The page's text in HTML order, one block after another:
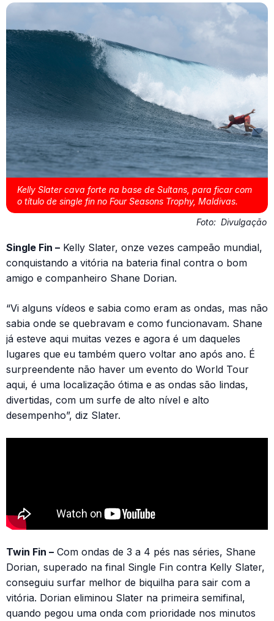
Kelly Slater cava forte na base de Sultans, para ficar com
o título de single fin no Four Seasons Trophy, Maldivas.
Foto: Divulgação
Single Fin – Kelly Slater, onze vezes campeão mundial,
conquistando a vitória na bateria final contra o bom
amigo e companheiro Shane Dorian.
“Vi alguns vídeos e sabia como eram as ondas, mas não
sabia onde se quebravam e como funcionavam. Shane
já esteve aqui muitas vezes e agora é um daqueles
lugares que eu também quero voltar ano após ano. É
surpreendente não haver um evento do World Tour
aqui, é uma localização ótima e as ondas são lindas,
divertidas, com um surfe de alto nível e alto
desempenho”, diz Slater.
Twin Fin – Com ondas de 3 a 4 pés nas séries, Shane
Dorian, superado na final Single Fin contra Kelly Slater,
conseguiu surfar melhor de biquilha para sair com a
vitória. Dorian eliminou Slater na primeira semifinal,
quando pegou uma onda com prioridade nos minutos